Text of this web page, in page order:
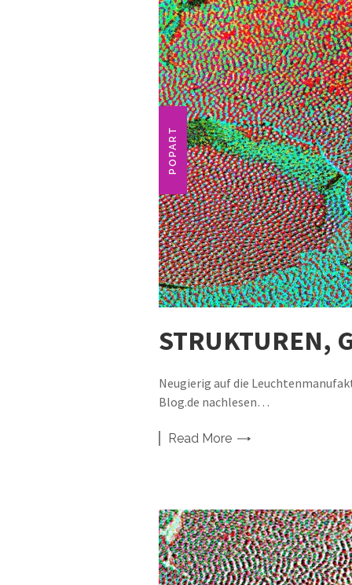
POPART
STRUKTUREN,
Neugierig auf die
Blog.de nachlesen…
Read More